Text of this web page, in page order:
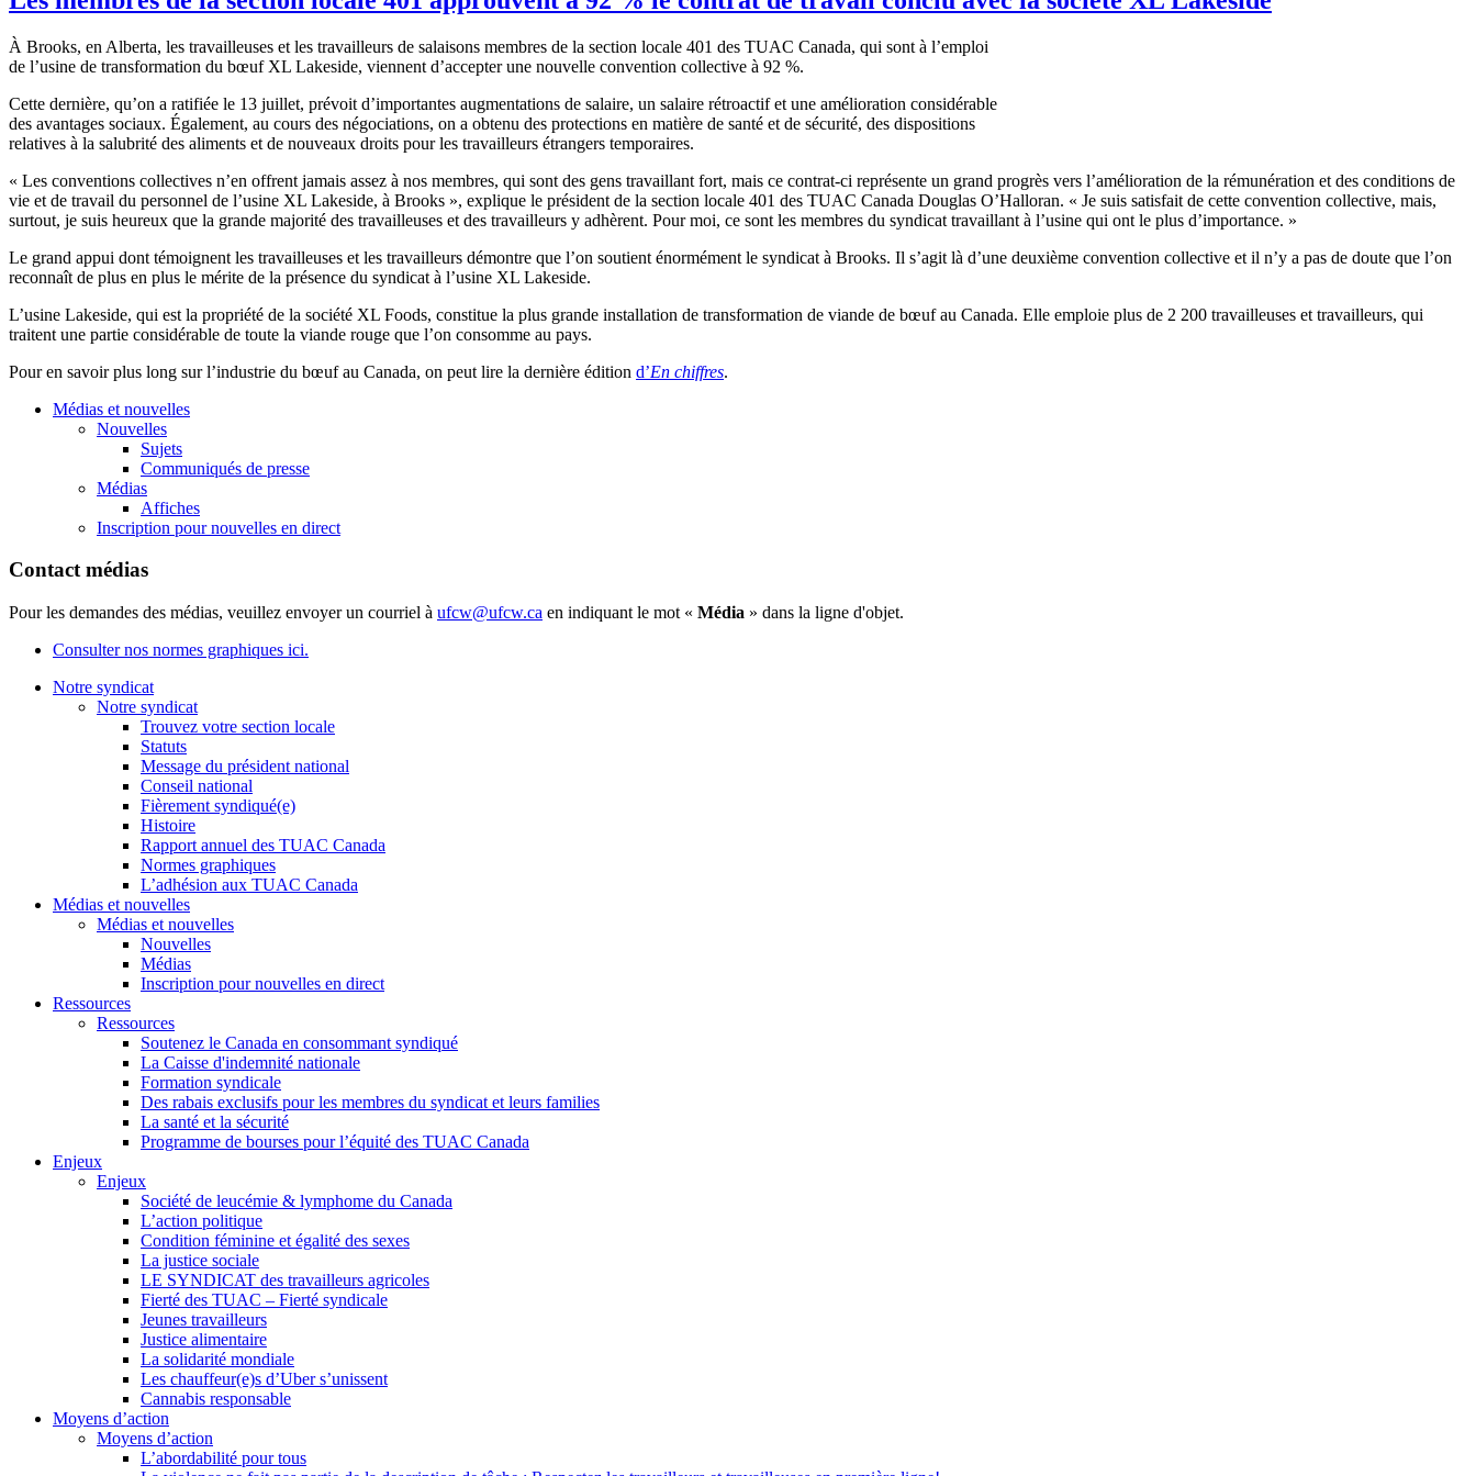
À Brooks, en Alberta, les travailleuses et les travailleurs de salaisons membres de la section locale 401 des TUAC Canada, qui sont à l’emploi
de l’usine de transformation du bœufXL Lakeside, viennent d’accepter une nouvelle convention collective à 92 %.
Cette dernière, qu’on a ratifiée le 13 juillet, prévoit d’importantes augmentations de salaire, un salaire rétroactifet une amélioration considérable
des avantages sociaux. Également, au cours des négociations, on a obtenu des protections en matière de santé et de sécurité, des dispositions
relatives à la salubrité des aliments et de nouveaux droits pour les travailleurs étrangers temporaires.
« Les conventions collectives n’en offrent jamais assez à nos membres, qui sont des gens travaillant fort, mais ce contrat-ci représente un grand progrès vers l’amélioration de la rémunération et des conditions de
vie et de travail du personnel de l’usine XL Lakeside, à Brooks », explique le président de la section locale 401 des TUAC Canada Douglas O’Halloran. « Je suis satisfait de cette convention collective, mais,
surtout, je suis heureux que la grande majorité des travailleuses et des travailleurs y adhèrent. Pourmoi, ce sont les membres du syndicat travaillant à l’usine qui ont le plus d’importance. »
Le grand appui dont témoignent les travailleuses et les travailleurs démontre que l’on soutient énormément le syndicat à Brooks. Il s’agit là d’une deuxième convention collective et il n’y a pas de doute que l’on
reconnaît de plus en plus le mérite de la présence du syndicat à l’usine XL Lakeside.
L’usine Lakeside, qui est la propriété de la société XL Foods, constitue la plus grande installation de transformation de viande de bœufau Canada. Elle emploie plus de 2 200 travailleuses et travailleurs, qui
traitent une partie considérable de toute la viande rouge que l’on consomme au pays.
Pour en savoir plus long sur l’industrie du bœufau Canada, on peut lire la dernière édition d’En chiffres.
Médias et nouvelles
Nouvelles
Sujets
Communiqués de presse
Médias
Affiches
Inscription pour nouvelles en direct
Contact médias
Pour les demandes des médias, veuillez envoyer un courriel à ufcw@ufcw.ca en indiquant le mot « Média » dans la ligne d'objet.
Consulter nos normes graphiques ici.
Notre syndicat
Notre syndicat
Trouvez votre section locale
Statuts
Message du président national
Conseil national
Fièrement syndiqué(e)
Histoire
Rapport annuel des TUAC Canada
Normes graphiques
L’adhésion aux TUAC Canada
Médias et nouvelles
Médias et nouvelles
Nouvelles
Médias
Inscription pour nouvelles en direct
Ressources
Ressources
Soutenez le Canada en consommant syndiqué
La Caisse d'indemnité nationale
Formation syndicale
Des rabais exclusifs pour les membres du syndicat et leurs families
La santé et la sécurité
Programme de bourses pour l’équité des TUAC Canada
Enjeux
Enjeux
Société de leucémie & lymphome du Canada
L’action politique
Condition féminine et égalité des sexes
La justice sociale
LE SYNDICAT des travailleurs agricoles
Fierté des TUAC – Fierté syndicale
Jeunes travailleurs
Justice alimentaire
La solidarité mondiale
Les chauffeur(e)s d’Uber s’unissent
Cannabis responsable
Moyens d’action
Moyens d’action
L’abordabilité pour tous